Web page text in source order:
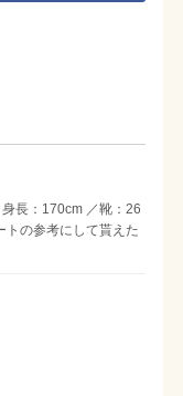
長：170cm ／靴：26
トの参考にして貰えた